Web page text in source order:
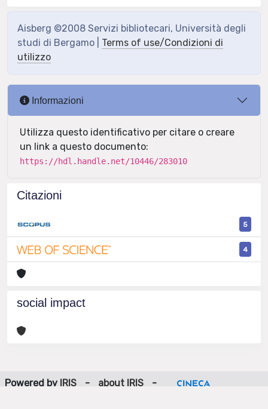
Aisberg ©2008 Servizi bibliotecari, Università degli
studi di Bergamo | Terms of use/Condizioni di
utilizzo
Informazioni
Utilizza questo identificativo per citare o creare
un link a questo documento:
https://hdl.handle.net/10446/283010
Citazioni
5
4
social impact
Powered by IRIS - about IRIS
-